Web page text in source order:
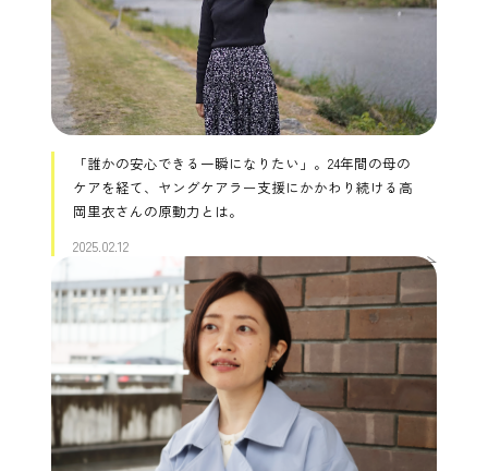
「誰かの安心できる一瞬になりたい」。24年間の母の
ケアを経て、ヤングケアラー支援にかかわり続ける高
岡里衣さんの原動力とは。
2025.02.12